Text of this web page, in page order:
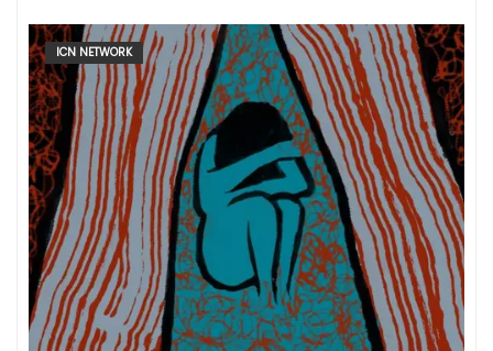
ICN NETWORK